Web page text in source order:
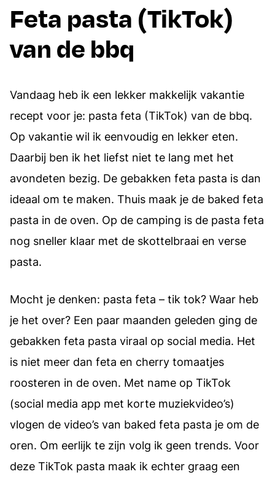
Feta pasta (TikTok)
van de bbq
Vandaag heb ik een lekker makkelijk vakantie
recept voor je: pasta feta (TikTok) van de bbq.
Op vakantie wil ik eenvoudig en lekker eten.
Daarbij ben ik het liefst niet te lang met het
avondeten bezig. De gebakken feta pasta is dan
ideaal om te maken. Thuis maak je de baked feta
pasta in de oven. Op de camping is de pasta feta
nog sneller klaar met de skottelbraai en verse
pasta.
Mocht je denken: pasta feta – tik tok? Waar heb
je het over? Een paar maanden geleden ging de
gebakken feta pasta viraal op social media. Het
is niet meer dan feta en cherry tomaatjes
roosteren in de oven. Met name op TikTok
(social media app met korte muziekvideo’s)
vlogen de video’s van baked feta pasta je om de
oren. Om eerlijk te zijn volg ik geen trends. Voor
deze TikTok pasta maak ik echter graag een